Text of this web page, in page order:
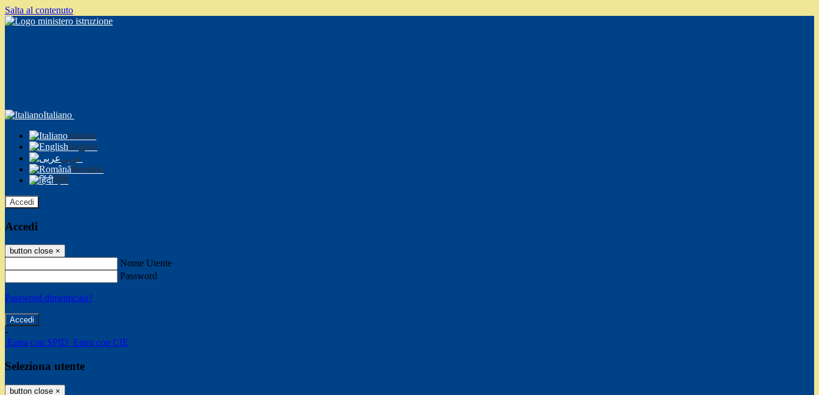
Salta al contenuto
Italiano
Italiano
English
عربى
Română
हिंदी
Accedi
Accedi
button close ×
Nome Utente
Password
Password dimenticata?
-
Entra con SPID Entra con CIE
Seleziona utente
button close ×